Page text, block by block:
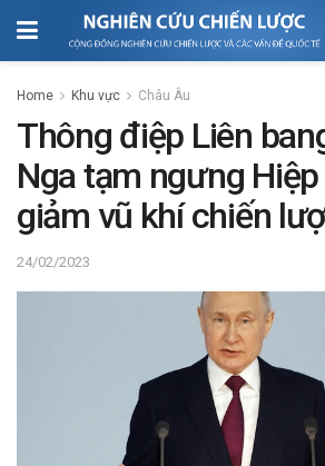
Home Khu vực Châu Âu
Thông điệp Liên
Nga tạm ngưng
giảm vũ khí chiến
24/02/2023